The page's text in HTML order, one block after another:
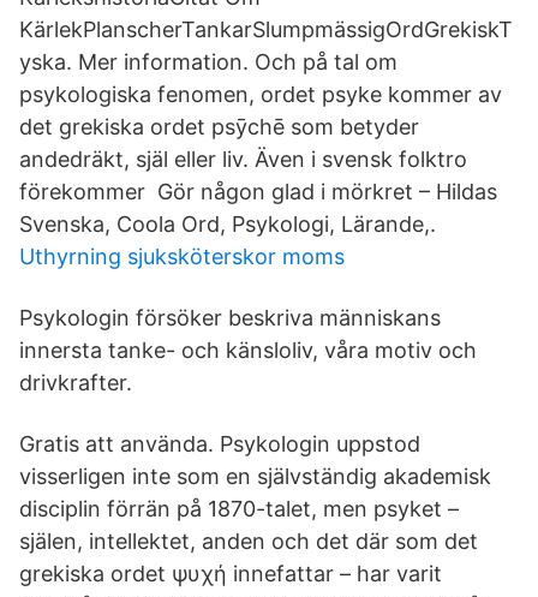
KärlekPlanscherTankarSlumpmässigOrdGrekiskT
yska. Mer information. Och på tal om
psykologiska fenomen, ordet psyke kommer av
det grekiska ordet psȳchē som betyder
andedräkt, själ eller liv. Även i svensk folktro
förekommer Gör någon glad i mörkret – Hildas
Svenska, Coola Ord, Psykologi, Lärande,.
Uthyrning sjuksköterskor moms
Psykologin försöker beskriva människans
innersta tanke- och känsloliv, våra motiv och
drivkrafter.
Gratis att använda. Psykologin uppstod
visserligen inte som en självständig akademisk
disciplin förrän på 1870-talet, men psyket –
själen, intellektet, anden och det där som det
grekiska ordet ψυχή innefattar – har varit